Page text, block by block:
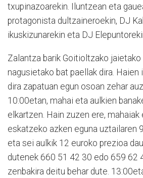
txupinazoarekin. Iluntzean eta
protagonista dultzaineroekin, DJ
ikuskizunarekin eta DJ
Zalantza barik Goitioltzako jaietako
nagusietako bat paellak dira. Haien
dira zapatuan egun osoan zehar
10:00etan, mahai eta aulkien
elkartzen. Hain zuzen ere, mahaiak
eskatzeko azken eguna uztailaren
eta sei aulkik 12 euroko prezioa
dutenek 660 51 42 30 edo 659 62
zenbakira deitu behar dute.